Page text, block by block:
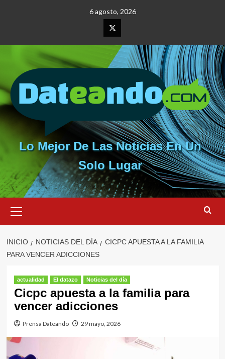
6 agosto, 2026
Elemento
del
menú
Lo Mejor De Las Noticias En Un
Solo Lugar
primario
INICIO NOTICIAS DEL DÍA
CICPC APUESTA A LA FAMILIA
PARA VENCER ADICCIONES
actualidad El datazo Noticias del día
Cicpc apuesta a la familia para
vencer adicciones
Prensa Dateando 29 mayo, 2026